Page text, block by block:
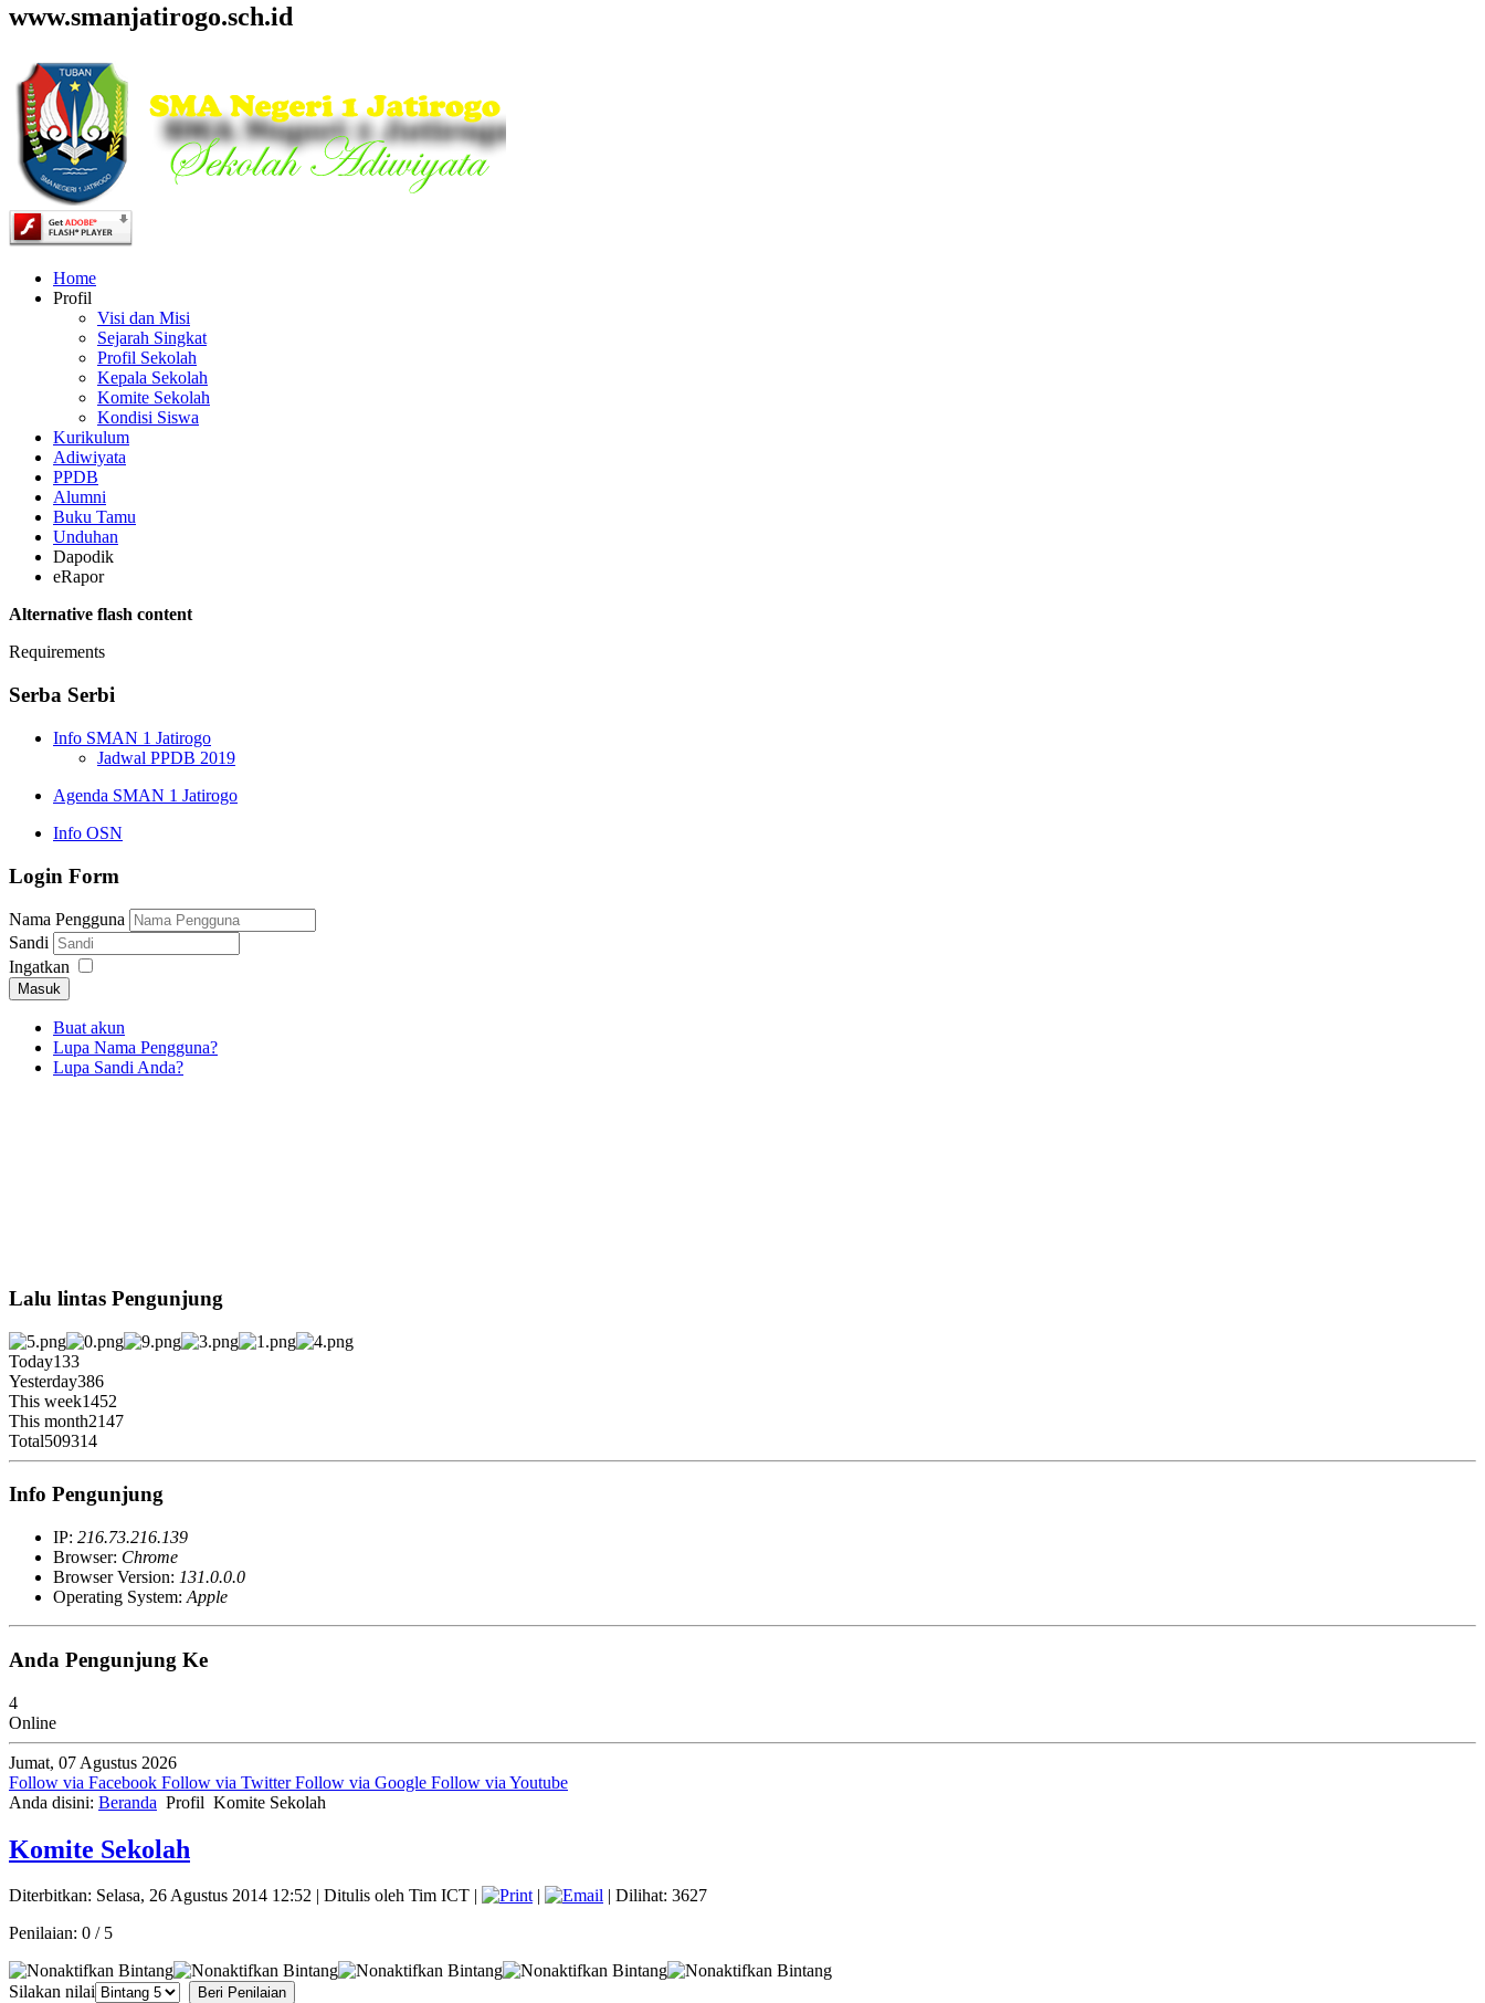
www.smanjatirogo.sch.id
Home
Profil
Visi dan Misi
Sejarah Singkat
Profil Sekolah
Kepala Sekolah
Komite Sekolah
Kondisi Siswa
Kurikulum
Adiwiyata
PPDB
Alumni
Buku Tamu
Unduhan
Dapodik
eRapor
Alternative flash content
Requirements
Serba Serbi
Info SMAN 1 Jatirogo
Jadwal PPDB 2019
Agenda SMAN 1 Jatirogo
Info OSN
Login Form
Nama Pengguna
Sandi
Ingatkan
Masuk
Buat akun
Lupa Nama Pengguna?
Lupa Sandi Anda?
Lalu lintas Pengunjung
Today133
Yesterday386
This week1452
This month2147
Total509314
Info Pengunjung
IP: 216.73.216.139
Browser: Chrome
Browser Version: 131.0.0.0
Operating System: Apple
Anda Pengunjung Ke
4
Online
Jumat, 07 Agustus 2026
Follow via Facebook Follow via Twitter Follow via Google Follow via Youtube
Anda disini: Beranda Profil Komite Sekolah
Komite Sekolah
Diterbitkan: Selasa, 26 Agustus 2014 12:52 | Ditulis oleh Tim ICT | |
| Dilihat: 3627
Penilaian: 0 / 5
Silakan nilai